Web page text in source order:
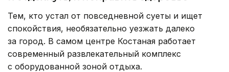
Тем, кто устал от повседневной суеты и ищет
спокойствия, необязательно уезжать далеко
за город. В самом центре Костаная работает
современный развлекательный комплекс
с оборудованной зоной отдыха.